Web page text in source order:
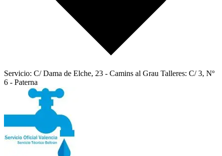
Servicio: C/ Dama de Elche, 23 - Camins al Grau Talleres: C/ 3, Nº
6 - Paterna